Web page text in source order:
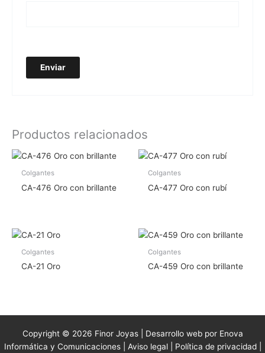
Productos relacionados
Colgantes
CA-476 Oro con brillante
Colgantes
CA-477 Oro con rubí
Colgantes
CA-21 Oro
Colgantes
CA-459 Oro con brillante
Copyright © 2026 Finor Joyas | Desarrollo web por Enova
Informática y Comunicaciones | Aviso legal| Política de privacidad|